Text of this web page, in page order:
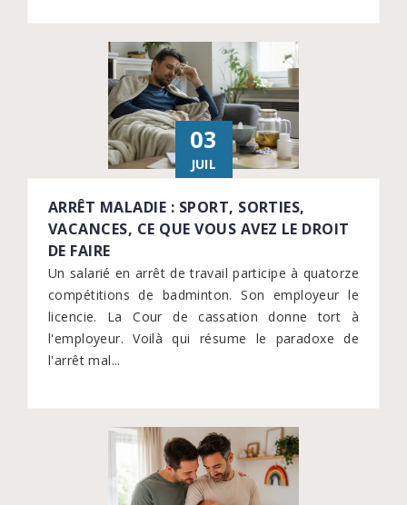
03
JUIL
ARRÊT MALADIE : SPORT, SORTIES,
VACANCES, CE QUE VOUS AVEZ LE DROIT
DE FAIRE
Un salarié en arrêt de travail participe à quatorze
compétitions de badminton. Son employeur le
licencie. La Cour de cassation donne tort à
l'employeur. Voilà qui résume le paradoxe de
l'arrêt mal...